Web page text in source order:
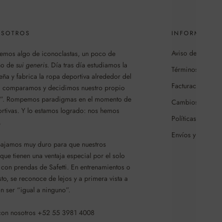
algo de iconoclastas, un poco de
de sui generis. Día tras día estudiamos la
y fabrica la ropa deportiva alrededor del
comparamos y decidimos nuestro propio
Rompemos paradigmas en el momento de
Y lo estamos logrado: nos hemos
muy duro para que nuestros
tienen una ventaja especial por el solo
prendas de Safetti. En entrenamientos o
se reconoce de lejos y a primera vista a
ser “igual a ninguno”.
nosotros +52 55 3981 4008
Aviso de
Términos y
Facturación
Cambios y/o
Políticas de
Envíos y entregas